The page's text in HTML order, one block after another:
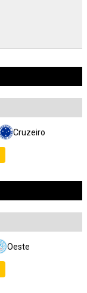
Cruzeiro
Oeste